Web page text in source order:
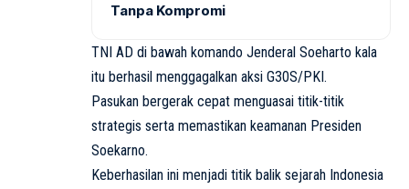
Tanpa Kompromi
TNI AD di bawah komando Jenderal Soeharto kala
itu berhasil menggagalkan aksi G30S/PKI.
Pasukan bergerak cepat menguasai titik-titik
strategis serta memastikan keamanan Presiden
Soekarno.
Keberhasilan ini menjadi titik balik sejarah Indonesia